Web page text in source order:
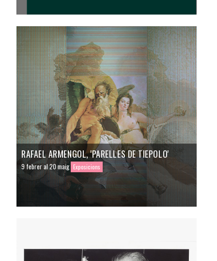
RAFAEL ARMENGOL, 'PARELLES DE TIEPOLO'
9 febrer al 20 maig Exposicions